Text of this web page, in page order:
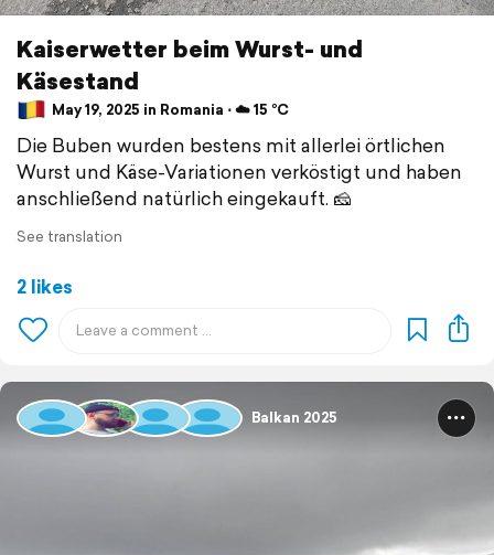
Kaiserwetter beim Wurst- und
Käsestand
May 19, 2025 in Romania ⋅ ☁️ 15 °C
Die Buben wurden bestens mit allerlei örtlichen
Wurst und Käse-Variationen verköstigt und haben
anschließend natürlich eingekauft. 🧀
See translation
2 likes
Balkan 2025